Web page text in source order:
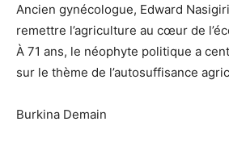
Ancien gynécologue, Edward
remettre l’agriculture au cœur de
À 71 ans, le néophyte politique a
sur le thème de l’autosuffisance
Burkina Demain